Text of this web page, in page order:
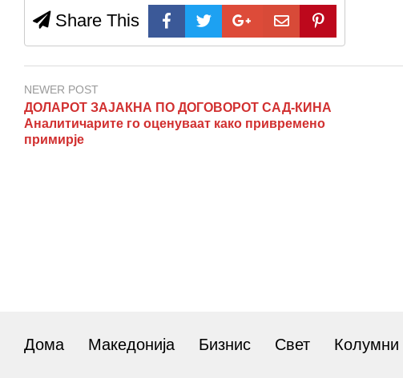
Share This
NEWER POST
ДОЛАРОТ ЗАЈАКНА ПО ДОГОВОРОТ САД-КИНА
Аналитичарите го оценуваат како привремено
примирје
Дома Македонија Бизнис Свет Колумни